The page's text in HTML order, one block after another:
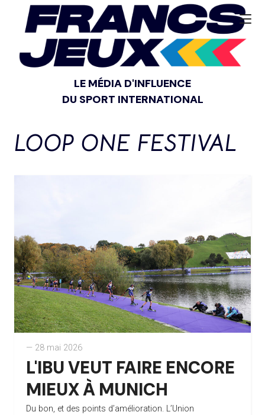
LE MÉDIA D'INFLUENCE
DU SPORT INTERNATIONAL
LOOP ONE FESTIVAL
— 28 mai 2026
L'IBU VEUT FAIRE ENCORE
MIEUX À MUNICH
Du bon, et des points d’amélioration. L’Union